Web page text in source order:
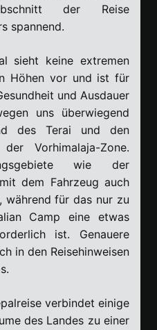
der Reise
spannend.
sieht keine extremen
Höhen vor und ist für
und Ausdauer
uns überwiegend
des Terai und den
Vorhimalaja-Zone.
wie der
dem Fahrzeug auch
während für das nur zu
Camp eine etwas
ist. Genauere
in den Reisehinweisen
verbindet einige
des Landes zu einer